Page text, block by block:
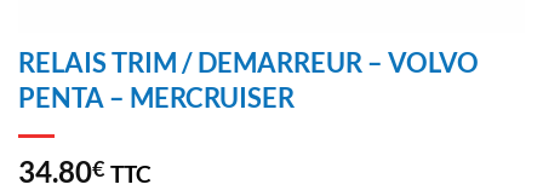
RELAIS TRIM / DEMARREUR – VOLVO
PENTA – MERCRUISER
34.80€ TTC